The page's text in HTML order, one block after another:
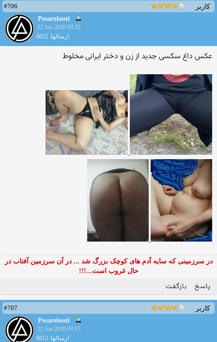
کاربر
#706
Pesarelooti
22 Jun 2020 09:33
ارسالها: 6612
عکس داغ سکسی جدید از زن و دختر ایرانی مخلوط
در سرزمینی که سایه آدم های کوچک بزرگ شد ... در آن سرزمین آفتاب در
حال غروب است...!!!
پاسخ بازگفت
کاربر
#707
Pesarelooti
22 Jun 2020 09:35
ارسالها: 6612